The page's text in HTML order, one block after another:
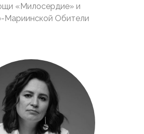
«Милосердие» и
Мариинской Обители